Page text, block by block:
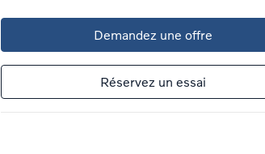
Demandez une offre
Réservez un essai